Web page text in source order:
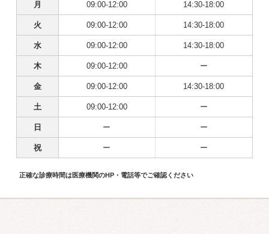
月 09:00-12:00 14:30-18:00
火 09:00-12:00 14:30-18:00
水 09:00-12:00 14:30-18:00
木 09:00-12:00 ー
金 09:00-12:00 14:30-18:00
土 09:00-12:00 ー
日 ー ー
祝 ー ー
正確な診療時間は医療機関のHP・電話等でご確認ください